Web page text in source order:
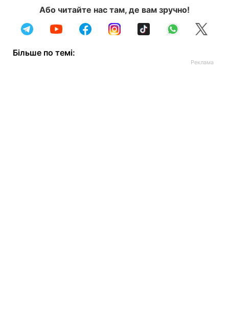
Або читайте нас там, де вам зручно!
Більше по темі: